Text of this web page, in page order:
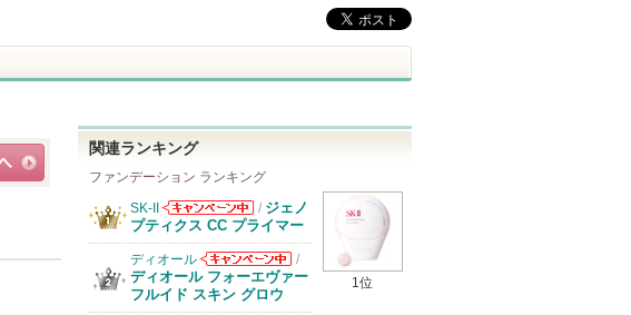
関連ランキング
ファンデーション ランキング
1位
SK-II
SK-IIからのお
知らせがありま
す
/ ジェノ
プティクス CC プライマー
ディオール
ディオールから
のお知らせがあ
/
ディオール フォーエヴァー
フルイド スキン グロウ